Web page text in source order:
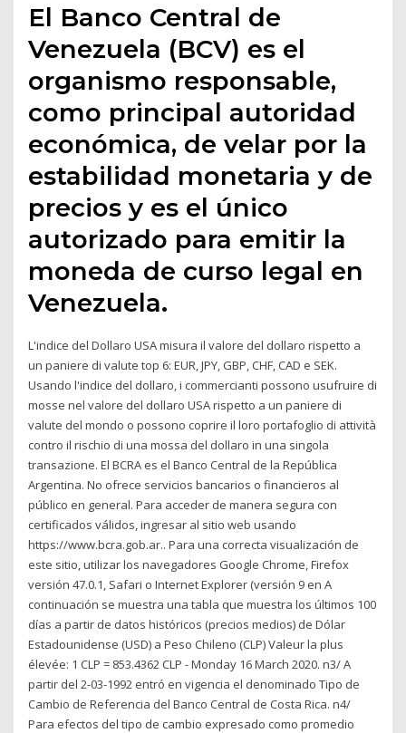
El Banco Central de
Venezuela (BCV) es el
organismo responsable,
como principal autoridad
económica, de velar por la
estabilidad monetaria y de
precios y es el único
autorizado para emitir la
moneda de curso legal en
Venezuela.
L'indice del Dollaro USA misura il valore del dollaro rispetto a
un paniere di valute top 6: EUR, JPY, GBP, CHF, CAD e SEK.
Usando l'indice del dollaro, i commercianti possono usufruire di
mosse nel valore del dollaro USA rispetto a un paniere di
valute del mondo o possono coprire il loro portafoglio di attività
contro il rischio di una mossa del dollaro in una singola
transazione. El BCRA es el Banco Central de la República
Argentina. No ofrece servicios bancarios o financieros al
público en general. Para acceder de manera segura con
certificados válidos, ingresar al sitio web usando
https://www.bcra.gob.ar.. Para una correcta visualización de
este sitio, utilizar los navegadores Google Chrome, Firefox
versión 47.0.1, Safari o Internet Explorer (versión 9 en A
continuación se muestra una tabla que muestra los últimos 100
días a partir de datos históricos (precios medios) de Dólar
Estadounidense (USD) a Peso Chileno (CLP) Valeur la plus
élevée: 1 CLP = 853.4362 CLP - Monday 16 March 2020. n3/ A
partir del 2-03-1992 entró en vigencia el denominado Tipo de
Cambio de Referencia del Banco Central de Costa Rica. n4/
Para efectos del tipo de cambio expresado como promedio